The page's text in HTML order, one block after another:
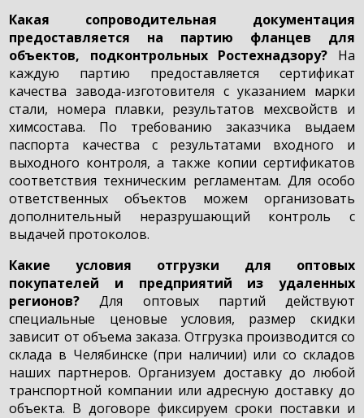
Какая сопроводительная документация
предоставляется на партию фланцев для
объектов, подконтрольных Ростехнадзору? На
каждую партию предоставляется сертификат
качества завода-изготовителя с указанием марки
стали, номера плавки, результатов мехсвойств и
химсостава. По требованию заказчика выдаем
паспорта качества с результатами входного и
выходного контроля, а также копии сертификатов
соответствия техническим регламентам. Для особо
ответственных объектов можем организовать
дополнительный неразрушающий контроль с
выдачей протоколов.
Какие условия отгрузки для оптовых
покупателей и предприятий из удаленных
регионов? Для оптовых партий действуют
специальные ценовые условия, размер скидки
зависит от объема заказа. Отгрузка производится со
склада в Челябинске (при наличии) или со складов
наших партнеров. Организуем доставку до любой
транспортной компании или адресную доставку до
объекта. В договоре фиксируем сроки поставки и